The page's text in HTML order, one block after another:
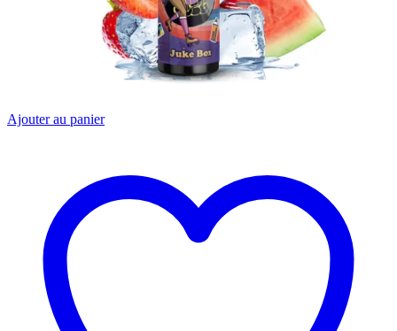
Ajouter au panier